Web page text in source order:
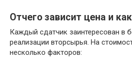
Отчего зависит цена и
Каждый сдатчик заинтересован в
реализации вторсырья. На
несколько факторов: